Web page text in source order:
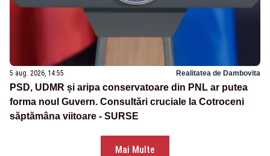
5 aug. 2026, 14:55 Realitatea de Dambovita
PSD, UDMR și aripa conservatoare din PNL ar putea
forma noul Guvern. Consultări cruciale la Cotroceni
săptămâna viitoare - SURSE
Mai Multe